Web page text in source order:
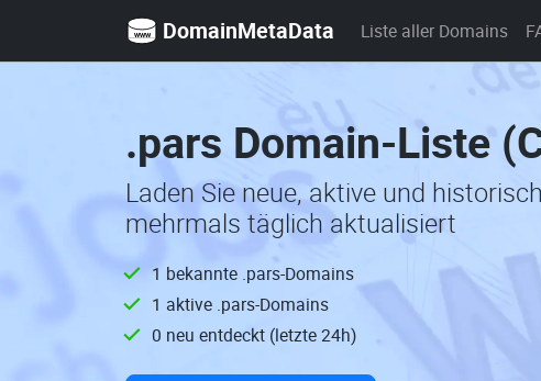
DomainMetaData Liste aller Domains
.pars Domain-Liste
Laden Sie neue, aktive und
mehrmals täglich aktualisiert
1 bekannte .pars-Domains
1 aktive .pars-Domains
0 neu entdeckt (letzte 24h)